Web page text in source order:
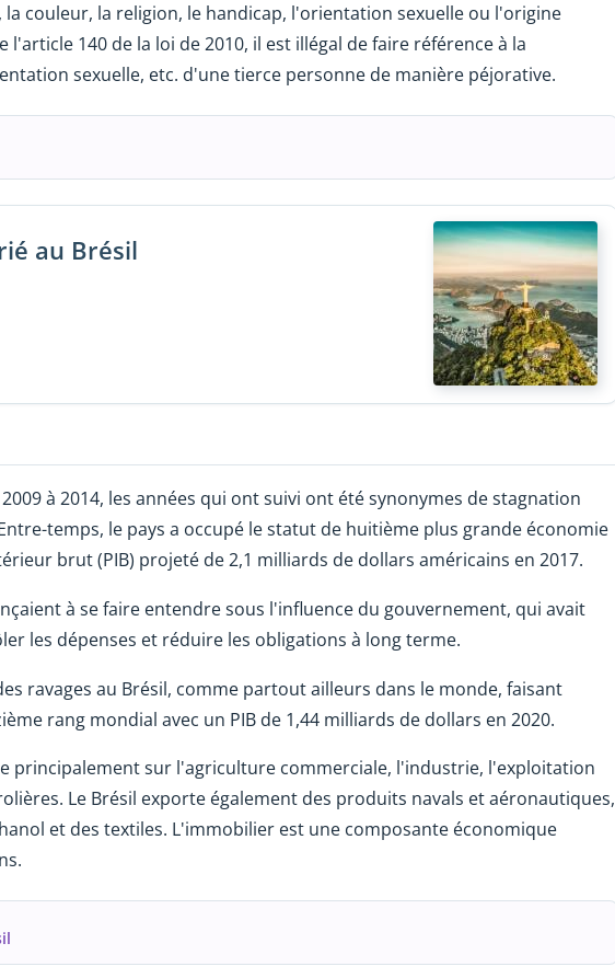
la couleur, la religion, le handicap, l'orientation sexuelle ou l'origine
l'article 140 de la loi de 2010, il est illégal de faire référence à la
sexuelle, etc. d'une tierce personne de manière péjorative.
au Brésil
à 2014, les années qui ont suivi ont été synonymes de stagnation
temps, le pays a occupé le statut de huitième plus grande économie
brut (PIB) projeté de 2,1 milliards de dollars américains en 2017.
à se faire entendre sous l'influence du gouvernement, qui avait
les dépenses et réduire les obligations à long terme.
ravages au Brésil, comme partout ailleurs dans le monde, faisant
rang mondial avec un PIB de 1,44 milliards de dollars en 2020.
principalement sur l'agriculture commerciale, l'industrie, l'exploitation
Le Brésil exporte également des produits navals et aéronautiques,
et des textiles. L'immobilier est une composante économique